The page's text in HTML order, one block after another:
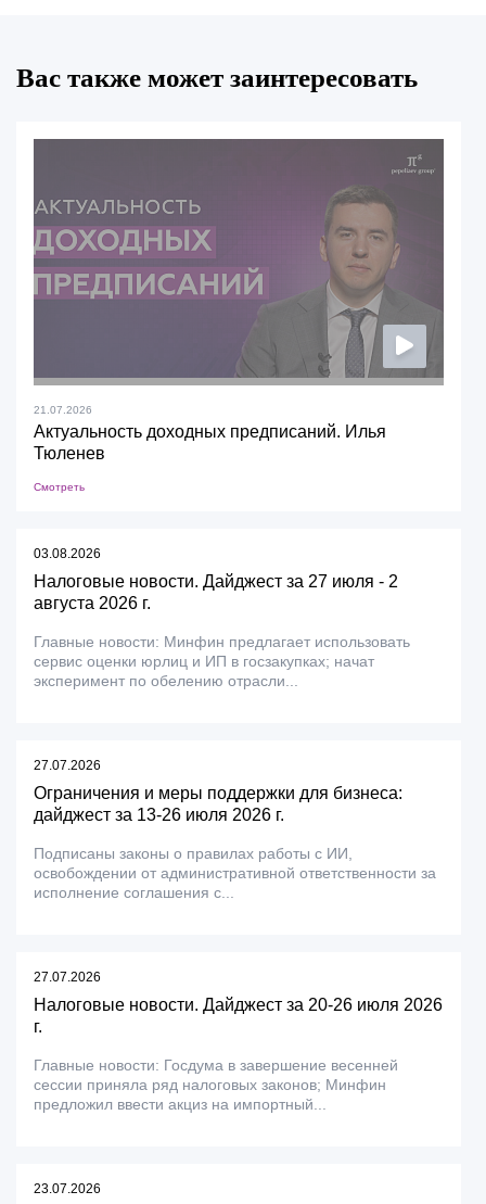
Вас также может заинтересовать
21.07.2026
Актуальность доходных предписаний. Илья
Тюленев
Смотреть
03.08.2026
Налоговые новости. Дайджест за 27 июля - 2
августа 2026 г.
Главные новости: Минфин предлагает использовать
сервис оценки юрлиц и ИП в госзакупках; начат
эксперимент по обелению отрасли...
27.07.2026
Ограничения и меры поддержки для бизнеса:
дайджест за 13-26 июля 2026 г.
Подписаны законы о правилах работы с ИИ,
освобождении от административной ответственности за
исполнение соглашения с...
27.07.2026
Налоговые новости. Дайджест за 20-26 июля 2026
г.
Главные новости: Госдума в завершение весенней
сессии приняла ряд налоговых законов; Минфин
предложил ввести акциз на импортный...
23.07.2026